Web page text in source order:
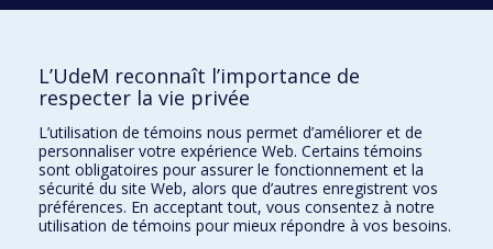
Écoles
Kinésiologie et des sciences de l’activité physique
Orthophonie et audiologie
Réadaptation
Directions
DPC
CPASS
L’UdeM reconnaît l’importance de
respecter la vie privée
L’utilisation de témoins nous permet d’améliorer et de
personnaliser votre expérience Web. Certains témoins
sont obligatoires pour assurer le fonctionnement et la
sécurité du site Web, alors que d’autres enregistrent vos
préférences. En acceptant tout, vous consentez à notre
utilisation de témoins pour mieux répondre à vos besoins.